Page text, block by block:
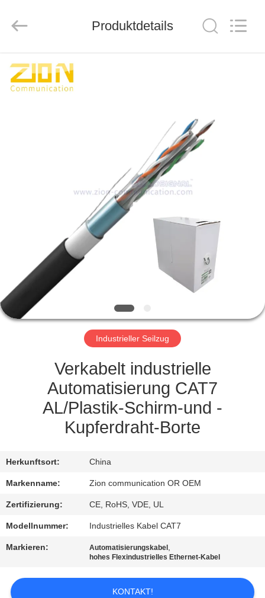
HAUS
QUALITÄTSKONTROLLE
TRETEN
SIE
MIT
VERBINDUNG
FORDERN
ZITAT
SITEMAP
POLICY
LTD.
Produktdetails
Industrieller Seilzug
Verkabelt industrielle
Automatisierung CAT7
AL/Plastik-Schirm-und -
Kupferdraht-Borte
Herkunftsort: China
Markenname: Zion communication OR OEM
Zertifizierung: CE, RoHS, VDE, UL
Modellnummer: Industrielles Kabel CAT7
Markieren: Automatisierungskabel ,
hohes Flexindustrielles Ethernet-Kabel
KONTAKT!